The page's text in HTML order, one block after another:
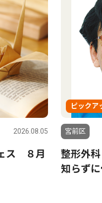
2026.08.05
ス ８月
ピックア
宮前区
整形外
知らず